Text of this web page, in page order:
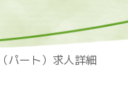
パート）求人詳細